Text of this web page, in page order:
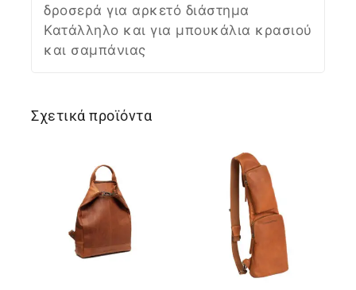
δροσερά για αρκετό διάστημα
Κατάλληλο και για μπουκάλια κρασιού
και σαμπάνιας
Σχετικά προϊόντα